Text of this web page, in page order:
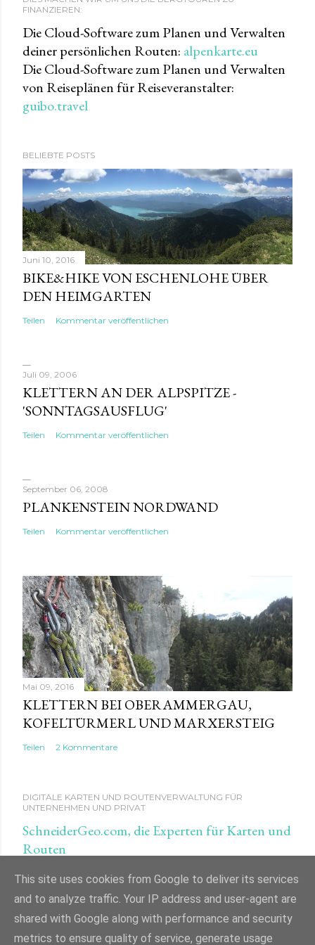
FINANZIEREN:
Die Cloud-Software zum Planen und Verwalten
deiner persönlichen Routen: alpenkarte.eu
Die Cloud-Software zum Planen und Verwalten
von Reiseplänen für Reiseveranstalter:
guibo.travel
BELIEBTE POSTS
Juni 10, 2016
BIKE&HIKE VON ESCHENLOHE ÜBER
DEN HEIMGARTEN
Teilen Kommentar veröffentlichen
Juli 09, 2006
KLETTERN AN DER ALPSPITZE -
'SONNTAGSAUSFLUG'
Teilen Kommentar veröffentlichen
September 06, 2008
PLANKENSTEIN NORDWAND
Teilen Kommentar veröffentlichen
Mai 09, 2016
KLETTERN BEI OBERAMMERGAU,
KOFELTÜRMERL UND MARXERSTEIG
Teilen 2 Kommentare
DIGITALE KARTEN UND ROUTENVERWALTUNG FÜR
UNTERNEHMEN UND PRIVAT
SchneiderGeo.com, die Experten für Karten und
Routen
Powered by Blogger
This site uses cookies from Google to deliver its services
and to analyze traffic. Your IP address and user-agent are
shared with Google along with performance and security
metrics to ensure quality of service, generate usage